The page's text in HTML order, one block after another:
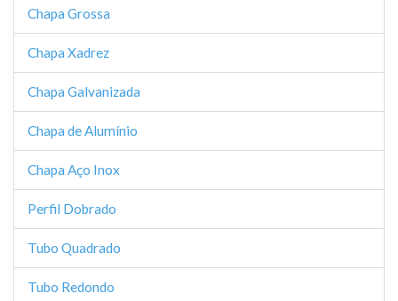
Chapa Grossa
Chapa Xadrez
Chapa Galvanizada
Chapa de Alumínio
Chapa Aço Inox
Perfil Dobrado
Tubo Quadrado
Tubo Redondo